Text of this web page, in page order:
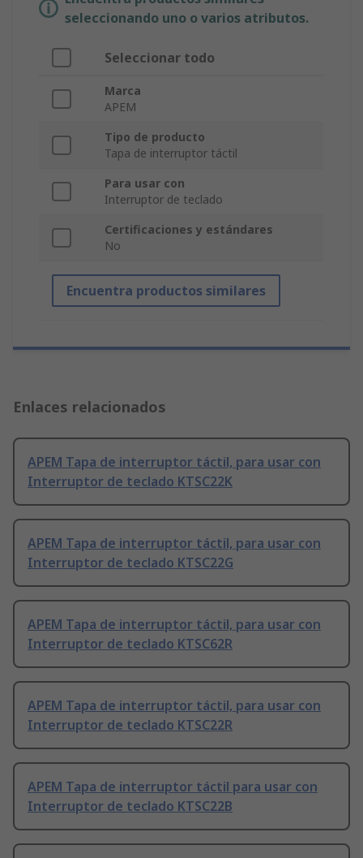
seleccionando uno o varios atributos.
Seleccionar todo
Marca
APEM
Tipo de producto
Tapa de interruptor táctil
Para usar con
Interruptor de teclado
Certificaciones y estándares
No
Encuentra productos similares
Enlaces relacionados
APEM Tapa de interruptor táctil, para usar con
Interruptor de teclado KTSC22K
APEM Tapa de interruptor táctil, para usar con
Interruptor de teclado KTSC22G
APEM Tapa de interruptor táctil, para usar con
Interruptor de teclado KTSC62R
APEM Tapa de interruptor táctil, para usar con
Interruptor de teclado KTSC22R
APEM Tapa de interruptor táctil para usar con
Interruptor de teclado KTSC22B